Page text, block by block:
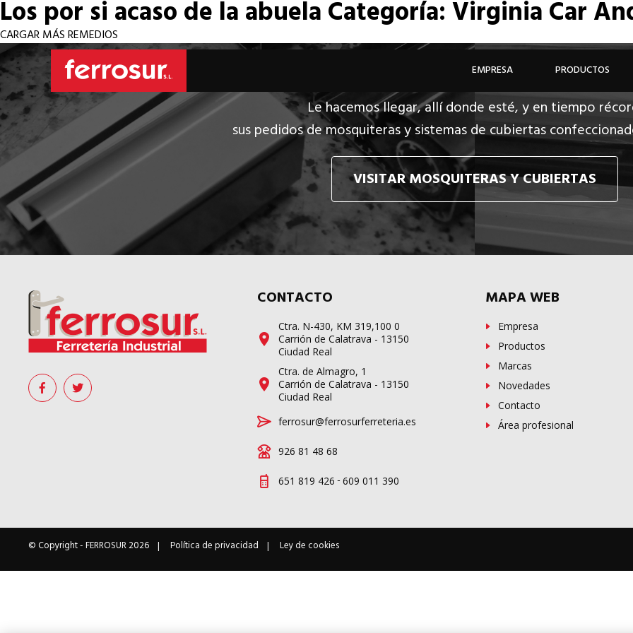
EMPRESA PRODUCTOS
Los por si acaso de la abuelaCategoría: Virginia Car
CARGAR MÁS REMEDIOS
Le hacemos llegar, allí donde esté, y en tiempo
sus pedidos de mosquiteras y sistemas de cubiertas
VISITAR MOSQUITERAS Y CUBIERTAS
CONTACTO
Ctra. N-430, KM 319,100 0
Carrión de Calatrava - 13150
Ciudad Real
Ctra. de Almagro, 1
Carrión de Calatrava - 13150
Ciudad Real
ferrosur@ferrosurferreteria.es
926 81 48 68
651 819 426 - 609 011 390
MAPA WEB
Empresa
Productos
Marcas
Novedades
Contacto
Área profesional
© Copyright -FERROSUR2026 Política de privacidad Ley de cookies